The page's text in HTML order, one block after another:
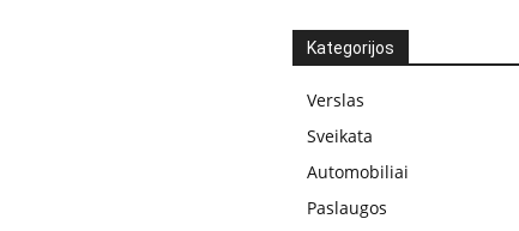
Kategorijos
Verslas
Sveikata
Automobiliai
Paslaugos